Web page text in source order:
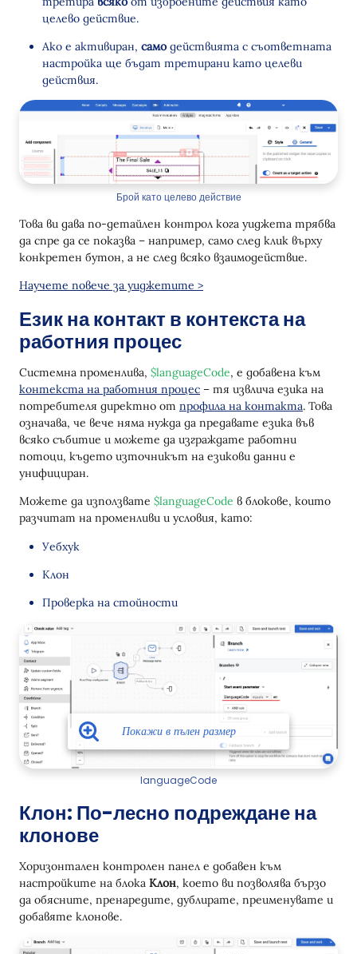
целево действие.
Ако е активиран, самодействията с съответната
настройка ще бъдат третирани като целеви
действия.
Брой като целево действие
Това ви дава по-детайлен контрол кога уиджета трябва
да спре да се показва – например, само след клик върху
конкретен бутон, а не след всяко взаимодействие.
Научете повече за уиджетите >
Език на контакт в контекста на
работния процес
Системна променлива, $languageCode, е добавена към
контекста на работния процес – тя извлича езика на
потребителя директно от профила на контакта. Това
означава, че вече няма нужда да предавате езика във
всяко събитие и можете да изграждате работни
потоци, където източникът на езикови данни е
унифициран.
Можете да използвате $languageCode в блокове, които
разчитат на променливи и условия, като:
Уебхук
Клон
Проверка на стойности
languageCode
Клон: По-лесно подреждане на
клонове
Хоризонтален контролен панел е добавен към
настройките на блока Клон, което ви позволява бързо
да обясните, пренаредите, дублирате, преименувате и
добавяте клонове.